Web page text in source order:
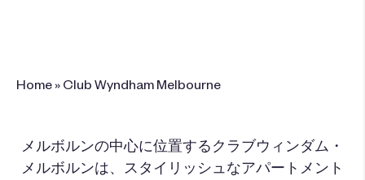
Home » Club Wyndham Melbourne
メルボルンの中心に位置するクラブウィンダム・
メルボルンは、スタイリッシュなアパートメント